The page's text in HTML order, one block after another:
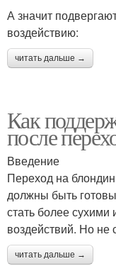
А значит
воздействию:
читать дальше →
Как
после
Введение
Переход на
должны быть
стать более
воздействий. Но не
читать дальше →